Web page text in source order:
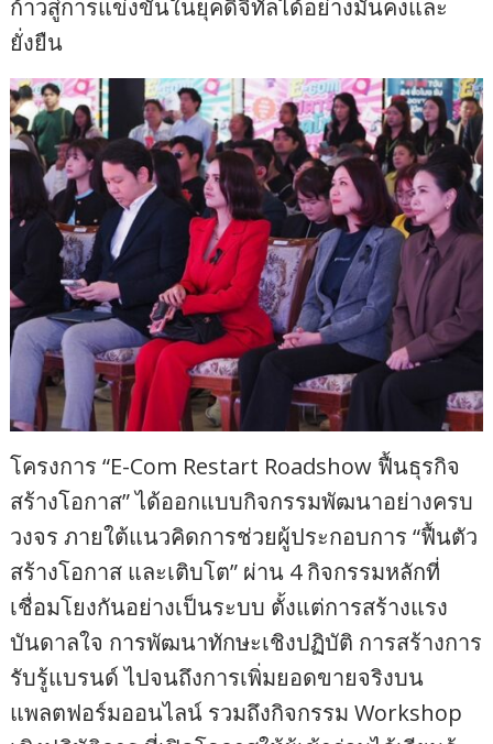
ก้าวสู่การแข่งขันในยุคดิจิทัลได้อย่างมั่นคงและ
ยั่งยืน
โครงการ “E-Com Restart Roadshow ฟื้นธุรกิจ
สร้างโอกาส” ได้ออกแบบกิจกรรมพัฒนาอย่างครบ
วงจร ภายใต้แนวคิดการช่วยผู้ประกอบการ “ฟื้นตัว
สร้างโอกาส และเติบโต” ผ่าน 4 กิจกรรมหลักที่
เชื่อมโยงกันอย่างเป็นระบบ ตั้งแต่การสร้างแรง
บันดาลใจ การพัฒนาทักษะเชิงปฏิบัติ การสร้างการ
รับรู้แบรนด์ ไปจนถึงการเพิ่มยอดขายจริงบน
แพลตฟอร์มออนไลน์ รวมถึงกิจกรรม Workshop